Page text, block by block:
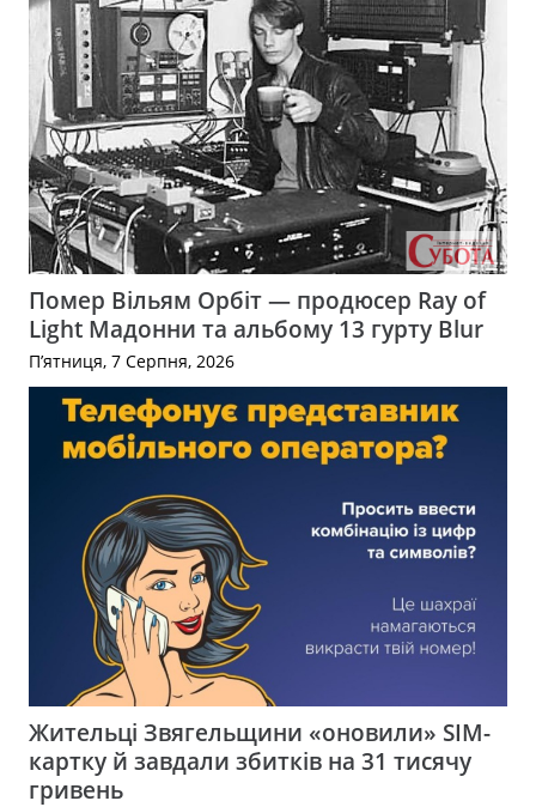
Помер Вільям Орбіт — продюсер Ray of
Light Мадонни та альбому 13 гурту Blur
П’ятниця, 7 Серпня, 2026
Жительці Звягельщини «оновили» SIM-
картку й завдали збитків на 31 тисячу
гривень